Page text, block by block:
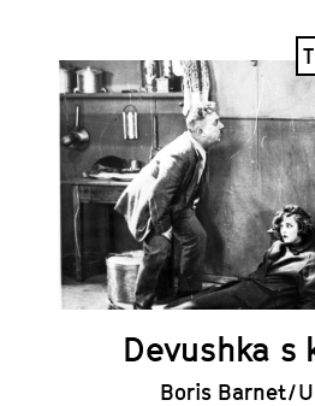
Devushka s
Boris Barnet /